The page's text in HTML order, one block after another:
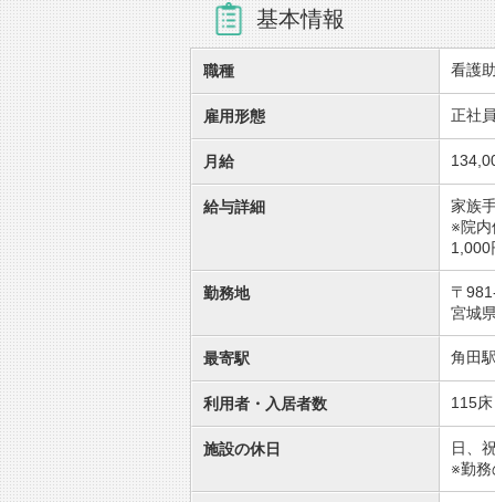
基本情報
職種 看護
雇用形態 正社
月給
給与詳細
家族
※院
1,000
勤務地
〒
宮城
最寄駅 角田
利用者・入居者数 115
施設の休日
日、
※勤務